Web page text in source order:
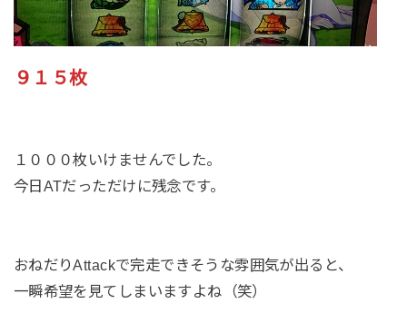
９１５枚
１０００枚いけませんでした。
今日ATだっただけに残念です。
おねだりAttackで完走できそうな雰囲気が出ると、
一瞬希望を見てしまいますよね（笑）